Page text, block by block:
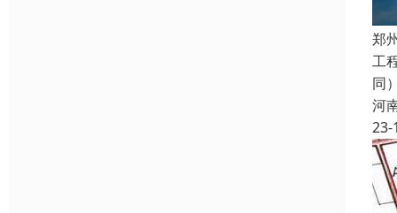
郑
工
同
河
23-